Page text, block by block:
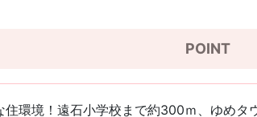
POINT
環境！遠石小学校まで約300ｍ、ゆめタ